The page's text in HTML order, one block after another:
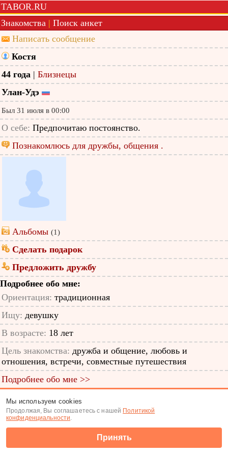
TABOR.RU
Знакомства | Поиск анкет
Написать сообщение
Костя
44 года | Близнецы
Улан-Удэ
Был 31 июля в 00:00
О себе: Предпочитаю постоянство.
Познакомлюсь для дружбы, общения .
Альбомы (1)
Сделать подарок
Предложить дружбу
Подробнее обо мне:
Ориентация: традиционная
Ищу: девушку
В возрасте: 18 лет
Цель знакомства: дружба и общение, любовь и
отношения, встречи, совместные путешествия
Подробнее обо мне >>
ID анкеты: 12449189
Знакомства|Поиск анкет
Мы используем cookies
Продолжая, Вы соглашаетесь с нашей Политикой
конфиденциальности.
Принять